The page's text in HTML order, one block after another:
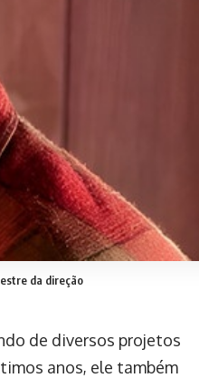
da direção
de diversos projetos
anos, ele também